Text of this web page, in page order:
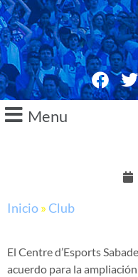
Menu
Inicio» Club
El Centre d’Esports
acuerdo para la